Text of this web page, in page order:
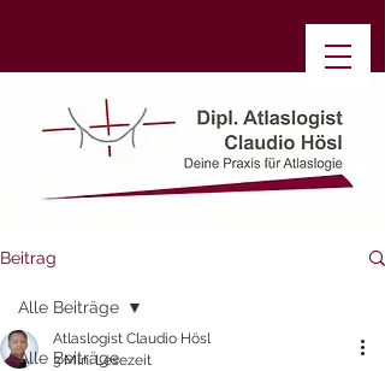
Beitrag
Alle Beiträge
Alle Beiträge
Atlaslogist Claudio Hösl
3 Min. Lesezeit